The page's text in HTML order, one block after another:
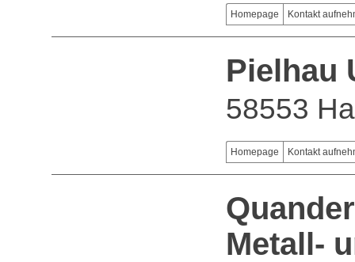
Homepage Kontakt
Pielhau
58553
Homepage Kontakt
Quander
Metall-